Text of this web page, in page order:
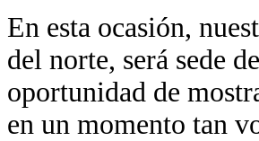
En esta ocasión,
del norte, será sede
oportunidad de
en un momento tan